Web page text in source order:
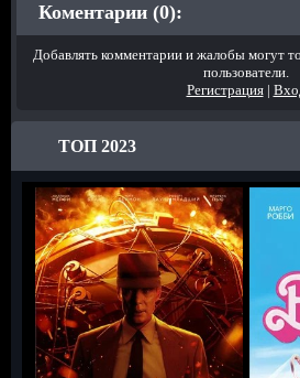
Коментарии (0):
Добавлять комментарии и жалобы могут
пользователи.
Регистрация|
ТОП 2023